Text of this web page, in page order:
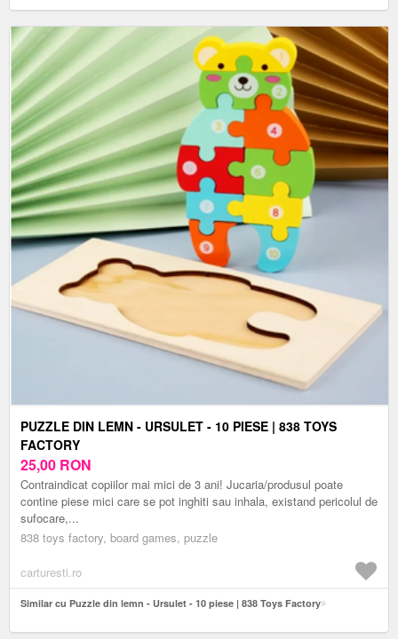
PUZZLE DIN LEMN - URSULET - 10 PIESE | 838 TOYS
FACTORY
25,00 RON
Contraindicat copiilor mai mici de 3 ani! Jucaria/produsul poate
contine piese mici care se pot inghiti sau inhala, existand pericolul de
sufocare,...
838 toys factory, board games, puzzle
carturesti.ro
Similar cu Puzzle din lemn - Ursulet - 10 piese | 838 Toys Factory